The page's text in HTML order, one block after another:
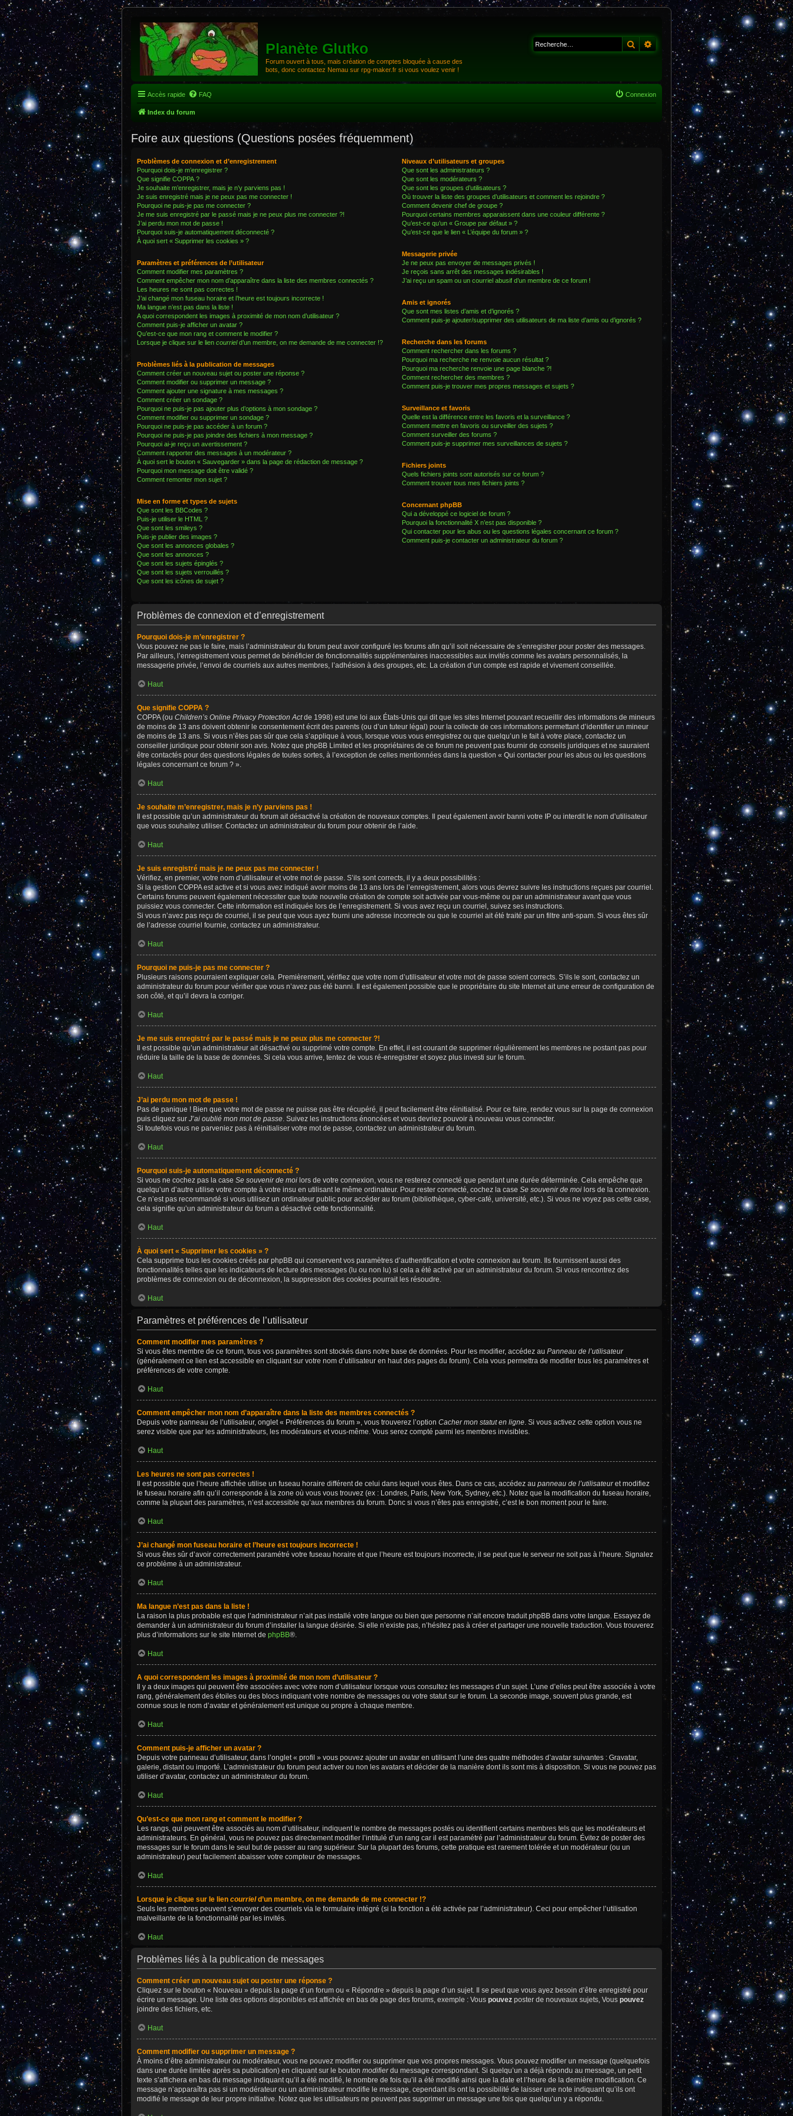
Planète Glutko
Forum ouvert à tous, mais création de comptes bloquée à cause des
bots, donc contactez Nemau sur rpg-maker.fr si vous voulez venir !
RechercherRecherche avancée
Accès rapide FAQ Connexion
Index du forum
Foire aux questions (Questions posées fréquemment)
Problèmes de connexion et d’enregistrement
Pourquoi dois-je m’enregistrer ?
Que signifie COPPA ?
Je souhaite m’enregistrer, mais je n’y parviens pas !
Je suis enregistré mais je ne peux pas me connecter !
Pourquoi ne puis-je pas me connecter ?
Je me suis enregistré par le passé mais je ne peux plus me connecter ?!
J’ai perdu mon mot de passe !
Pourquoi suis-je automatiquement déconnecté ?
À quoi sert « Supprimer les cookies » ?
Paramètres et préférences de l’utilisateur
Comment modifier mes paramètres ?
Comment empêcher mon nom d’apparaître dans la liste des membres connectés ?
Les heures ne sont pas correctes !
J’ai changé mon fuseau horaire et l’heure est toujours incorrecte !
Ma langue n’est pas dans la liste !
A quoi correspondent les images à proximité de mon nom d’utilisateur ?
Comment puis-je afficher un avatar ?
Qu’est-ce que mon rang et comment le modifier ?
Lorsque je clique sur le lien courrield’un membre, on me demande de me connecter !?
Problèmes liés à la publication de messages
Comment créer un nouveau sujet ou poster une réponse ?
Comment modifier ou supprimer un message ?
Comment ajouter une signature à mes messages ?
Comment créer un sondage ?
Pourquoi ne puis-je pas ajouter plus d’options à mon sondage ?
Comment modifier ou supprimer un sondage ?
Pourquoi ne puis-je pas accéder à un forum ?
Pourquoi ne puis-je pas joindre des fichiers à mon message ?
Pourquoi ai-je reçu un avertissement ?
Comment rapporter des messages à un modérateur ?
À quoi sert le bouton « Sauvegarder » dans la page de rédaction de message ?
Pourquoi mon message doit être validé ?
Comment remonter mon sujet ?
Mise en forme et types de sujets
Que sont les BBCodes ?
Puis-je utiliser le HTML ?
Que sont les smileys ?
Puis-je publier des images ?
Que sont les annonces globales ?
Que sont les annonces ?
Que sont les sujets épinglés ?
Que sont les sujets verrouillés ?
Que sont les icônes de sujet ?
Niveaux d’utilisateurs et groupes
Que sont les administrateurs ?
Que sont les modérateurs ?
Que sont les groupes d’utilisateurs ?
Où trouver la liste des groupes d’utilisateurs et comment les rejoindre ?
Comment devenir chef de groupe ?
Pourquoi certains membres apparaissent dans une couleur différente ?
Qu’est-ce qu’un « Groupe par défaut » ?
Qu’est-ce que le lien « L’équipe du forum » ?
Messagerie privée
Je ne peux pas envoyer de messages privés !
Je reçois sans arrêt des messages indésirables !
J’ai reçu un spam ou un courriel abusif d’un membre de ce forum !
Amis et ignorés
Que sont mes listes d’amis et d’ignorés ?
Comment puis-je ajouter/supprimer des utilisateurs de ma liste d’amis ou d’ignorés ?
Recherche dans les forums
Comment rechercher dans les forums ?
Pourquoi ma recherche ne renvoie aucun résultat ?
Pourquoi ma recherche renvoie une page blanche ?!
Comment rechercher des membres ?
Comment puis-je trouver mes propres messages et sujets ?
Surveillance et favoris
Quelle est la différence entre les favoris et la surveillance ?
Comment mettre en favoris ou surveiller des sujets ?
Comment surveiller des forums ?
Comment puis-je supprimer mes surveillances de sujets ?
Fichiers joints
Quels fichiers joints sont autorisés sur ce forum ?
Comment trouver tous mes fichiers joints ?
Concernant phpBB
Qui a développé ce logiciel de forum ?
Pourquoi la fonctionnalité X n’est pas disponible ?
Qui contacter pour les abus ou les questions légales concernant ce forum ?
Comment puis-je contacter un administrateur du forum ?
Problèmes de connexion et d’enregistrement
Pourquoi dois-je m’enregistrer ?
Vous pouvez ne pas le faire, mais l’administrateur du forum peut avoir configuré les forums afin qu’il soit nécessaire de s’enregistrer pour poster des messages.
Par ailleurs, l’enregistrement vous permet de bénéficier de fonctionnalités supplémentaires inaccessibles aux invités comme les avatars personnalisés, la
messagerie privée, l’envoi de courriels aux autres membres, l’adhésion à des groupes, etc. La création d’un compte est rapide et vivement conseillée.
Haut
Que signifie COPPA ?
COPPA (ou Children’s Online Privacy Protection Actde 1998) est une loi aux États-Unis qui dit que les sites Internet pouvant recueillir des informations de mineurs
de moins de 13 ans doivent obtenir le consentement écrit des parents (ou d’un tuteur légal) pour la collecte de ces informations permettant d’identifier un mineur
de moins de 13 ans. Si vous n’êtes pas sûr que cela s’applique à vous, lorsque vous vous enregistrez ou que quelqu’un le fait à votre place, contactez un
conseiller juridique pour obtenir son avis. Notez que phpBB Limited et les propriétaires de ce forum ne peuvent pas fournir de conseils juridiques et ne sauraient
être contactés pour des questions légales de toutes sortes, à l’exception de celles mentionnées dans la question « Qui contacter pour les abus ou les questions
légales concernant ce forum ? ».
Haut
Je souhaite m’enregistrer, mais je n’y parviens pas !
Il est possible qu’un administrateur du forum ait désactivé la création de nouveaux comptes. Il peut également avoir banni votre IP ou interdit le nom d’utilisateur
que vous souhaitez utiliser. Contactez un administrateur du forum pour obtenir de l’aide.
Haut
Je suis enregistré mais je ne peux pas me connecter !
Vérifiez, en premier, votre nom d’utilisateur et votre mot de passe. S’ils sont corrects, il y a deux possibilités :
Si la gestion COPPA est active et si vous avez indiqué avoir moins de 13 ans lors de l’enregistrement, alors vous devrez suivre les instructions reçues par courriel.
Certains forums peuvent également nécessiter que toute nouvelle création de compte soit activée par vous-même ou par un administrateur avant que vous
puissiez vous connecter. Cette information est indiquée lors de l’enregistrement. Si vous avez reçu un courriel, suivez ses instructions.
Si vous n’avez pas reçu de courriel, il se peut que vous ayez fourni une adresse incorrecte ou que le courriel ait été traité par un filtre anti-spam. Si vous êtes sûr
de l’adresse courriel fournie, contactez un administrateur.
Haut
Pourquoi ne puis-je pas me connecter ?
Plusieurs raisons pourraient expliquer cela. Premièrement, vérifiez que votre nom d’utilisateur et votre mot de passe soient corrects. S’ils le sont, contactez un
administrateur du forum pour vérifier que vous n’avez pas été banni. Il est également possible que le propriétaire du site Internet ait une erreur de configuration de
son côté, et qu’il devra la corriger.
Haut
Je me suis enregistré par le passé mais je ne peux plus me connecter ?!
Il est possible qu’un administrateur ait désactivé ou supprimé votre compte. En effet, il est courant de supprimer régulièrement les membres ne postant pas pour
réduire la taille de la base de données. Si cela vous arrive, tentez de vous ré-enregistrer et soyez plus investi sur le forum.
Haut
J’ai perdu mon mot de passe !
Pas de panique ! Bien que votre mot de passe ne puisse pas être récupéré, il peut facilement être réinitialisé. Pour ce faire, rendez vous sur la page de connexion
puis cliquez sur J’ai oublié mon mot de passe. Suivez les instructions énoncées et vous devriez pouvoir à nouveau vous connecter.
Si toutefois vous ne parveniez pas à réinitialiser votre mot de passe, contactez un administrateur du forum.
Haut
Pourquoi suis-je automatiquement déconnecté ?
Si vous ne cochez pas la case Se souvenir de moi lors de votre connexion, vous ne resterez connecté que pendant une durée déterminée. Cela empêche que
quelqu’un d’autre utilise votre compte à votre insu en utilisant le même ordinateur. Pour rester connecté, cochez la case Se souvenir de moi lors de la connexion.
Ce n’est pas recommandé si vous utilisez un ordinateur public pour accéder au forum (bibliothèque, cyber-café, université, etc.). Si vous ne voyez pas cette case,
cela signifie qu’un administrateur du forum a désactivé cette fonctionnalité.
Haut
À quoi sert « Supprimer les cookies » ?
Cela supprime tous les cookies créés par phpBB qui conservent vos paramètres d’authentification et votre connexion au forum. Ils fournissent aussi des
fonctionnalités telles que les indicateurs de lecture des messages (lu ou non lu) si cela a été activé par un administrateur du forum. Si vous rencontrez des
problèmes de connexion ou de déconnexion, la suppression des cookies pourrait les résoudre.
Haut
Paramètres et préférences de l’utilisateur
Comment modifier mes paramètres ?
Si vous êtes membre de ce forum, tous vos paramètres sont stockés dans notre base de données. Pour les modifier, accédez au Panneau de l’utilisateur
(généralement ce lien est accessible en cliquant sur votre nom d’utilisateur en haut des pages du forum). Cela vous permettra de modifier tous les paramètres et
préférences de votre compte.
Haut
Comment empêcher mon nom d’apparaître dans la liste des membres connectés ?
Depuis votre panneau de l’utilisateur, onglet « Préférences du forum », vous trouverez l’option Cacher mon statut en ligne. Si vous activez cette option vous ne
serez visible que par les administrateurs, les modérateurs et vous-même. Vous serez compté parmi les membres invisibles.
Haut
Les heures ne sont pas correctes !
Il est possible que l’heure affichée utilise un fuseau horaire différent de celui dans lequel vous êtes. Dans ce cas, accédez au panneau de l’utilisateuret modifiez
le fuseau horaire afin qu’il corresponde à la zone où vous vous trouvez (ex : Londres, Paris, New York, Sydney, etc.). Notez que la modification du fuseau horaire,
comme la plupart des paramètres, n’est accessible qu’aux membres du forum. Donc si vous n’êtes pas enregistré, c’est le bon moment pour le faire.
Haut
J’ai changé mon fuseau horaire et l’heure est toujours incorrecte !
Si vous êtes sûr d’avoir correctement paramétré votre fuseau horaire et que l’heure est toujours incorrecte, il se peut que le serveur ne soit pas à l’heure. Signalez
ce problème à un administrateur.
Haut
Ma langue n’est pas dans la liste !
La raison la plus probable est que l’administrateur n’ait pas installé votre langue ou bien que personne n’ait encore traduit phpBB dans votre langue. Essayez de
demander à un administrateur du forum d’installer la langue désirée. Si elle n’existe pas, n’hésitez pas à créer et partager une nouvelle traduction. Vous trouverez
plus d’informations sur le site Internet de phpBB®.
Haut
A quoi correspondent les images à proximité de mon nom d’utilisateur ?
Il y a deux images qui peuvent être associées avec votre nom d’utilisateur lorsque vous consultez les messages d’un sujet. L’une d’elles peut être associée à votre
rang, généralement des étoiles ou des blocs indiquant votre nombre de messages ou votre statut sur le forum. La seconde image, souvent plus grande, est
connue sous le nom d’avatar et généralement est unique ou propre à chaque membre.
Haut
Comment puis-je afficher un avatar ?
Depuis votre panneau d’utilisateur, dans l’onglet « profil » vous pouvez ajouter un avatar en utilisant l’une des quatre méthodes d’avatar suivantes : Gravatar,
galerie, distant ou importé. L’administrateur du forum peut activer ou non les avatars et décider de la manière dont ils sont mis à disposition. Si vous ne pouvez pas
utiliser d’avatar, contactez un administrateur du forum.
Haut
Qu’est-ce que mon rang et comment le modifier ?
Les rangs, qui peuvent être associés au nom d’utilisateur, indiquent le nombre de messages postés ou identifient certains membres tels que les modérateurs et
administrateurs. En général, vous ne pouvez pas directement modifier l’intitulé d’un rang car il est paramétré par l’administrateur du forum. Évitez de poster des
messages sur le forum dans le seul but de passer au rang supérieur. Sur la plupart des forums, cette pratique est rarement tolérée et un modérateur (ou un
administrateur) peut facilement abaisser votre compteur de messages.
Haut
Lorsque je clique sur le lien courrield’un membre, on me demande de me connecter !?
Seuls les membres peuvent s’envoyer des courriels via le formulaire intégré (si la fonction a été activée par l’administrateur). Ceci pour empêcher l’utilisation
malveillante de la fonctionnalité par les invités.
Haut
Problèmes liés à la publication de messages
Comment créer un nouveau sujet ou poster une réponse ?
Cliquez sur le bouton « Nouveau » depuis la page d’un forum ou « Répondre » depuis la page d’un sujet. Il se peut que vous ayez besoin d’être enregistré pour
écrire un message. Une liste des options disponibles est affichée en bas de page des forums, exemple : Vous pouvez poster de nouveaux sujets, Vous pouvez
joindre des fichiers, etc.
Haut
Comment modifier ou supprimer un message ?
À moins d’être administrateur ou modérateur, vous ne pouvez modifier ou supprimer que vos propres messages. Vous pouvez modifier un message (quelquefois
dans une durée limitée après sa publication) en cliquant sur le bouton modifierdu message correspondant. Si quelqu’un a déjà répondu au message, un petit
texte s’affichera en bas du message indiquant qu’il a été modifié, le nombre de fois qu’il a été modifié ainsi que la date et l’heure de la dernière modification. Ce
message n’apparaîtra pas si un modérateur ou un administrateur modifie le message, cependant ils ont la possibilité de laisser une note indiquant qu’ils ont
modifié le message de leur propre initiative. Notez que les utilisateurs ne peuvent pas supprimer un message une fois que quelqu’un y a répondu.